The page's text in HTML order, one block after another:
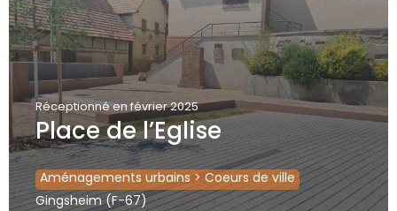
Réceptionnéen février 2025
Place de l’Eglise
Aménagements urbains > Coeurs de ville
Gingsheim (F-67)